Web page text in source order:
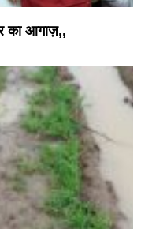
का आगाज़,,